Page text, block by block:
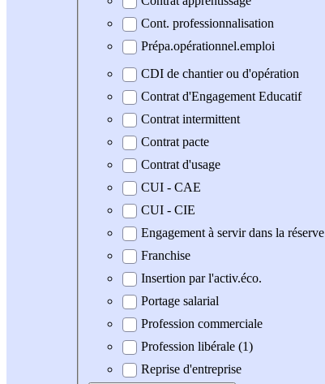
Cont. professionnalisation
Prépa.opérationnel.emploi
CDI de chantier ou d'opération
Contrat d'Engagement Educatif
Contrat intermittent
Contrat pacte
Contrat d'usage
CUI - CAE
CUI - CIE
Engagement à servir dans la réserve
Franchise
Insertion par l'activ.éco.
Portage salarial
Profession commerciale
Profession libérale (1)
Reprise d'entreprise